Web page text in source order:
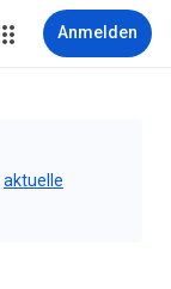
Anmelden
aktuelle